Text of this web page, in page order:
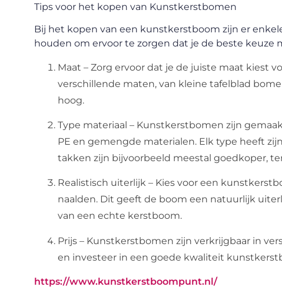
Tips voor het kopen van Kunstkerstbomen
Bij het kopen van een kunstkerstboom zijn er
houden om ervoor te zorgen dat je de beste keuze
Maat – Zorg ervoor dat je de juiste maat kiest
verschillende maten, van kleine tafelblad
hoog.
Type materiaal – Kunstkerstbomen zijn
PE en gemengde materialen. Elk type heeft
takken zijn bijvoorbeeld meestal goedkoper,
Realistisch uiterlijk – Kies voor een
naalden. Dit geeft de boom een natuurlijk
van een echte kerstboom.
Prijs – Kunstkerstbomen zijn verkrijgbaar in
en investeer in een goede kwaliteit
https://www.kunstkerstboompunt.nl/